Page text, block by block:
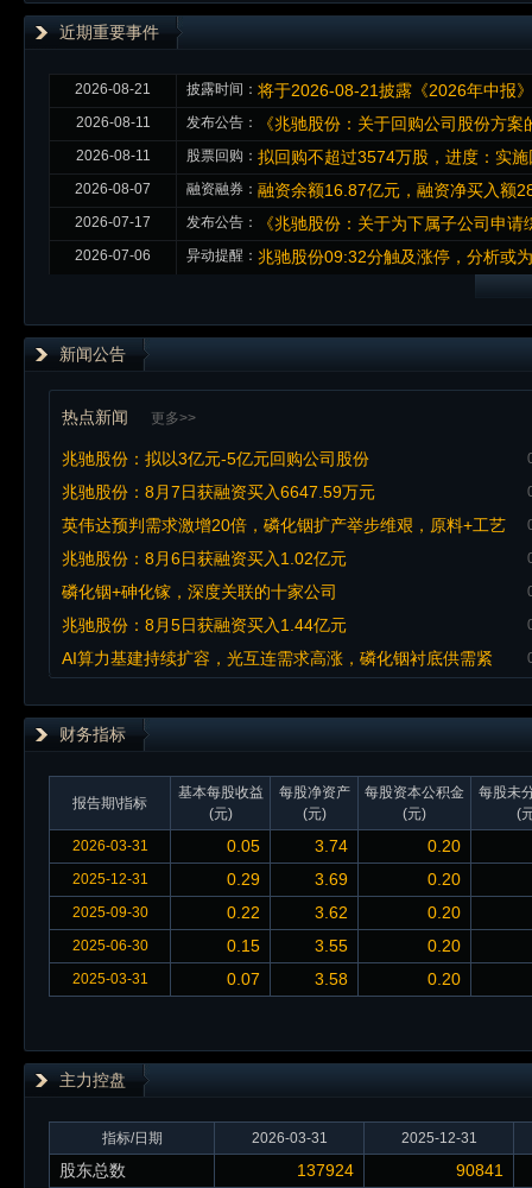
近期重要事件
2026-08-21 披露时间： 将于2026-08-21披露《2026年中报》
2026-08-11 发布公告： 《兆驰股份：关于回购公司股份方
2026-08-11 股票回购： 拟回购不超过3574万股，进度：实施
2026-08-07 融资融券： 融资余额16.87亿元，融资净买入额
2026-07-17 发布公告： 《兆驰股份：关于为下属子公司申
2026-07-06 异动提醒： 兆驰股份09:32分触及涨停，分析或
新闻公告
热点新闻 更多>>
兆驰股份：拟以3亿元-5亿元回购公司股份
兆驰股份：8月7日获融资买入6647.59万元
英伟达预判需求激增20倍，磷化铟扩产举步维艰，原料+工艺
双重制约，AI光模块核心材料受关注
兆驰股份：8月6日获融资买入1.02亿元
磷化铟+砷化镓，深度关联的十家公司
兆驰股份：8月5日获融资买入1.44亿元
AI算力基建持续扩容，光互连需求高涨，磷化铟衬底供需紧
提速窗口
财务指标
报告期\指标
基本每股收益
(元)
每股净资产
(元)
每股资本公积金
(元)
每股未
(
2026-03-31
0.05 3.74 0.20
2025-12-31 0.29 3.69 0.20
2025-09-30 0.22 3.62 0.20
2025-06-30 0.15 3.55 0.20
2025-03-31 0.07 3.58 0.20
主力控盘
指标/日期 2026-03-31 2025-12-31
股东总数 137924
90841